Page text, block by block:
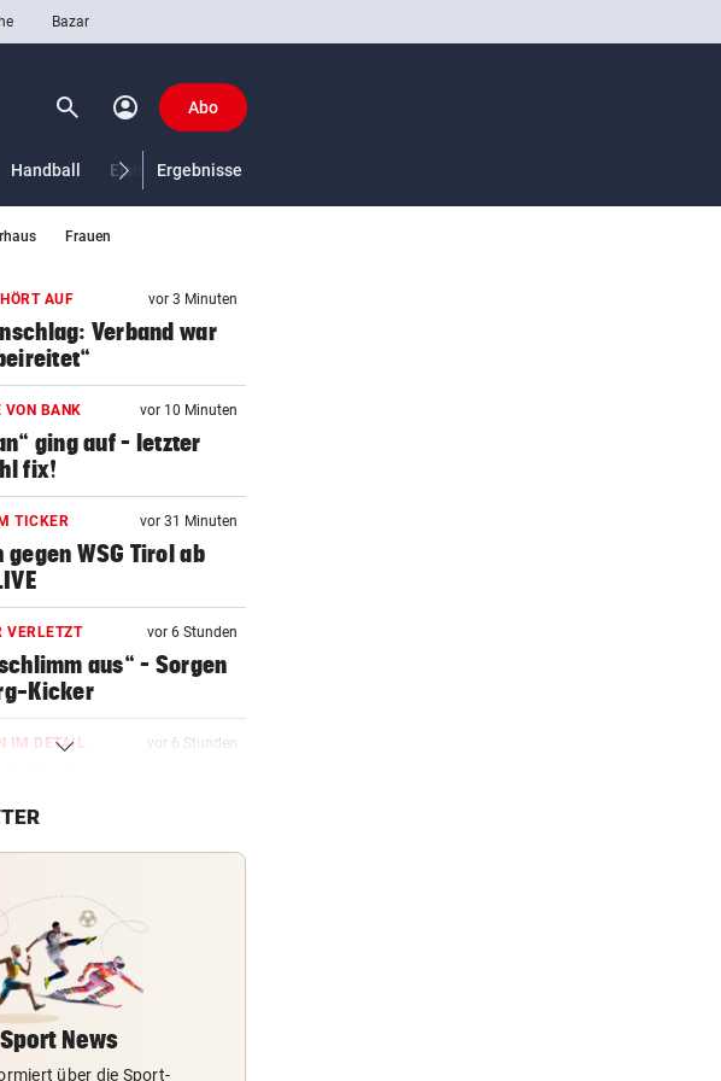
Bazar
search Suchen
account_circle Abo
Handball Eishockey US-Sport
Ergebnisse
Frauen
AUF vor 3 Minuten
Verband war
VON BANK vor 10 Minuten
ging auf – letzter
fix!
TICKER vor 31 Minuten
gegen WSG Tirol ab
VERLETZT vor 6 Stunden
aus“ – Sorgen
Kicker
IM DETAIL vor 6 Stunden
bei Salzburg
SPIEL vor 6 Stunden
QUALI
führt Salzburg zu
Sieg
SPIEL vor 7 Stunden
Sport News
über die Sport-